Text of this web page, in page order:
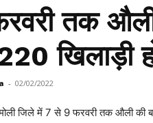
तक
खिलाड़ी
- 02/02/2022
जिले में 7 से 9 फरवरी तक औली की